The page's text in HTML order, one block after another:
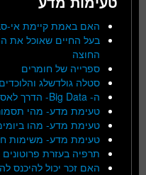
האם באמת קיימת אי-
בעל החיים שאוכל את
החוצה
ספרייה של חומרים
סטלה גולדשלג
ה- Big Data- הדרך לאסוף עלינו נתונים
טעימת מדע- מהי
טעימת מדע- מהו
טעימת מדע- משימות
תרפיה בעזרת פרוטונים
האם זכר יכול להיכנס